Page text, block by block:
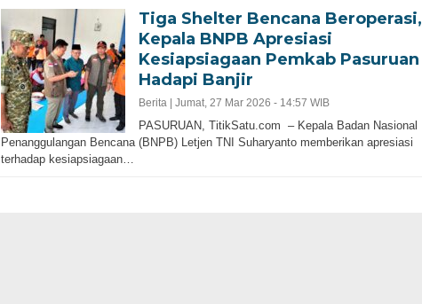
Tiga Shelter Bencana Beroperasi,
Kepala BNPB Apresiasi
Kesiapsiagaan Pemkab Pasuruan
Hadapi Banjir
Berita | Jumat, 27 Mar 2026 - 14:57 WIB
PASURUAN, TitikSatu.com – Kepala Badan Nasional
Penanggulangan Bencana (BNPB) Letjen TNI Suharyanto memberikan apresiasi
terhadap kesiapsiagaan…